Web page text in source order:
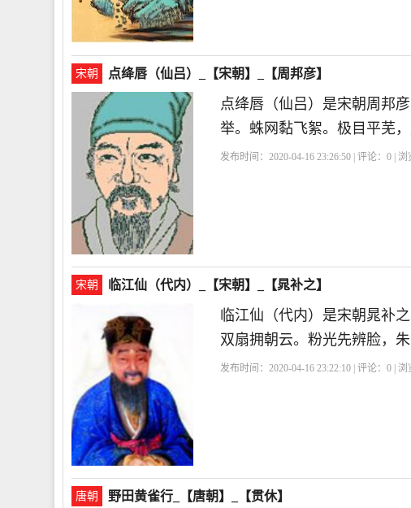
宋朝 点绛唇（仙吕）_【宋朝】_【周邦彦】
点绛唇（仙吕）是宋朝周邦
举。蛛网黏飞絮。极目平芜
发布时间：2020-04-16 23:26:50 | 评论：0 |
宋朝 临江仙（代内）_【宋朝】_【晁补之】
临江仙（代内）是宋朝晁补
双扇拥朝云。粉光先辨脸，
发布时间：2020-04-16 23:22:10 | 评论：0 | 浏
唐朝 野田黄雀行_【唐朝】_【贯休】